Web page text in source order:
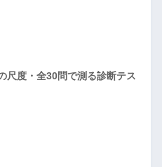
尺度・全30問で測る診断テス